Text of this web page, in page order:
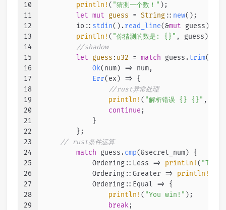
10
11
12
13
14
15
16
17
18
19
20
21
22
23
24
25
26
27
28
29
println! ( "猜测一个数！" );
let mut guess = String:: new();
        io::
stdin().read_line(&mut guess).
println! ( "你猜测的数是: {}" , guess);
//shadow
let
guess : u32 = match guess.trim().
Ok(num) => num,
Err(ex) => {
//rust异常处理
println! ( "解析错误 {} {}" ,
continue ;
            }
        };
// rust条件运算
match guess.cmp(&secret_num) {
            Ordering::Less =>
println! ( "Too
            Ordering::Greater =>
println!
            Ordering::Equal => {
println! ( "You win!" );
break;